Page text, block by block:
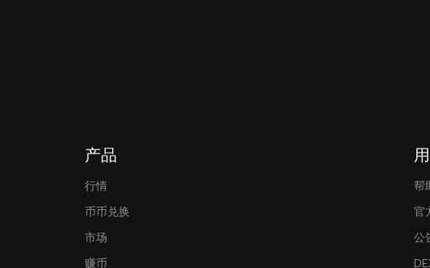
产品
行情
币币兑换
市场
赚币
帮
官
公